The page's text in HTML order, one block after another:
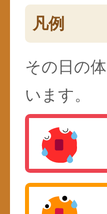
凡例
その日の
います。